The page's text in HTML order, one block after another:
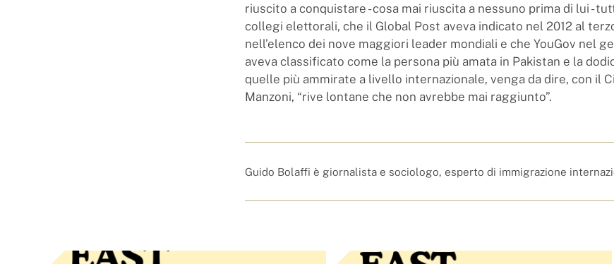
riuscito a conquistare - cosa mai riuscita a nessuno prima di lui -
collegi elettorali, che il Global Post aveva indicato nel 2012 al
nell’elenco dei nove maggiori leader mondiali e che YouGov nel
aveva classificato come la persona più amata in Pakistan e la
quelle più ammirate a livello internazionale, venga da dire, con il
Manzoni, “rive lontane che non avrebbe mai raggiunto”.
Guido Bolaffi è giornalista e sociologo, esperto di immigrazione